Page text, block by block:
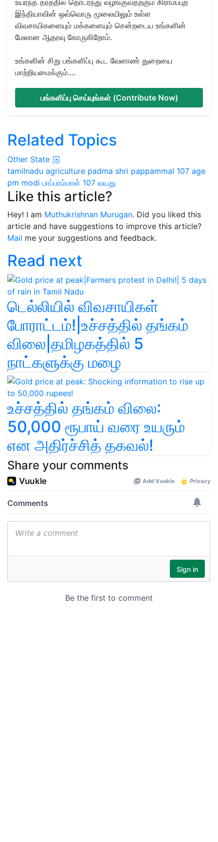
இந்தியாவின் ஒவ்வொரு மூலையிலும் உள்ள
விவசாயிகளையும் மக்களையும் சென்றடைய உங்களின்
மேலான ஆதரவு கோருகிறோம்.
உங்களின் சிறு பங்களிப்பு கூட வேளாண் துறையை
மாற்றியமைக்கும்....
பங்களிப்பு செய்யுங்கள் (Contribute Now)
Related Topics
Other State
tamilnadu agriculture padma shri pappammal 107 age
pm modi பாப்பாம்மாள் 107 வயது
Like this article?
Hey! I am Muthukrishnan Murugan. Did you liked this
article and have suggestions to improve this article?
Mail me your suggestions and feedback.
Read next
டெல்லியில் விவசாயிகள்
போராட்டம்!|உச்சத்தில் தங்கம்
விலை|தமிழகத்தில் 5
நாட்களுக்கு மழை
உச்சத்தில் தங்கம் விலை:
50,000 ரூபாய் வரை உயரும்
என அதிர்ச்சித் தகவல்!
Share your comments